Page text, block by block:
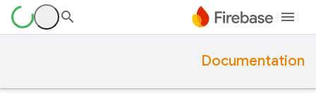
Documentation